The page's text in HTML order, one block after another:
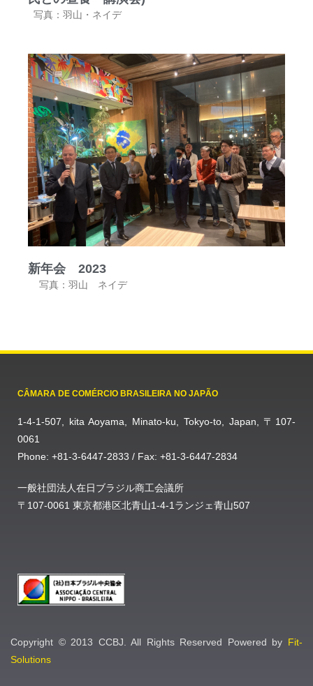
写真：羽山・ネイデ
新年会 2023
写真：羽山 ネイデ
CÂMARA DE COMÉRCIO BRASILEIRA NO JAPÃO
1-4-1-507, kita Aoyama, Minato-ku, Tokyo-to, Japan, 〒107-
0061
Phone: +81-3-6447-2833 / Fax: +81-3-6447-2834
一般社団法人在日ブラジル商工会議所
〒107-0061 東京都港区北青山1-4-1ランジェ青山507
Copyright © 2013 CCBJ. All Rights Reserved Powered by Fit-
Solutions